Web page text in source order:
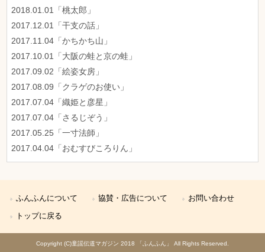
2018.01.01「桃太郎」
2017.12.01「干支の話」
2017.11.04「かちかち山」
2017.10.01「大阪の蛙と京の蛙」
2017.09.02「絵姿女房」
2017.08.09「クラゲのお使い」
2017.07.04「織姫と彦星」
2017.07.04「さるじぞう」
2017.05.25「一寸法師」
2017.04.04「おむすびころりん」
ふんふんについて 協賛・広告について お問い合わせ
トップに戻る
Copyright (C)童謡伝道マガジン 2018 「ふんふん」 All Rights Reserved.